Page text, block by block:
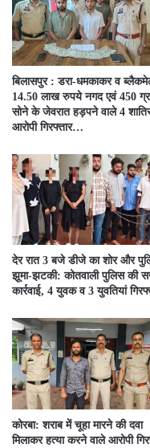
बिलासपुर : डरा-धमकाकर व
14.50 लाख रुपये नगद एवं 450
सोने के जेवरात हड़पने वाले 4
आरोपी गिरफ्तार…
देर रात 3 बजे डीजे का शोर और
झूमा-झटकी: कोतवाली पुलिस की
कार्रवाई, 4 युवक व 3 युवतियां
कोरबा: शराब में चूहा मारने की दवा
मिलाकर हत्या करने वाले आरोपी